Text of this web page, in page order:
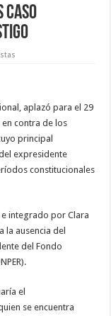
caso
aplazó para el 29
contra de los
principal
expresidente
constitucionales
integrado por Clara
la ausencia del
del Fondo
el
se encuentra